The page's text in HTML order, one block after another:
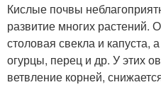
Кислые почвы
развитие многих растений.
столовая свекла и капуста,
огурцы, перец и др. У этих
ветвление корней,